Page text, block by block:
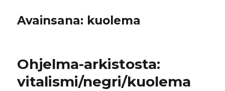
Avainsana: kuolema
Ohjelma-arkistosta:
vitalismi/negri/kuolema